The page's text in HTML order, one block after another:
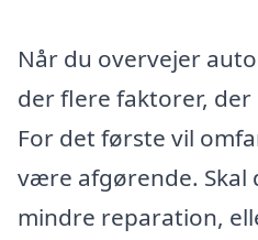
Når du overvejer
der flere faktorer, der
For det første vil
være afgørende. Skal
mindre reparation,